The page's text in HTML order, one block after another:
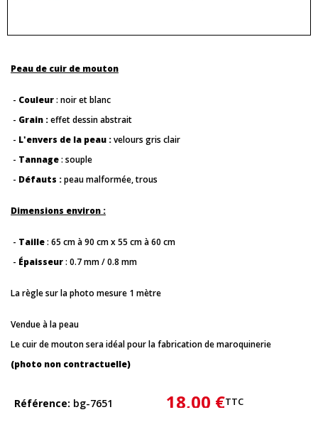
Peau de cuir de mouton
- Couleur: noir et blanc
- Grain :effet dessin abstrait
- L'envers de la peau :velours gris clair
- Tannage: souple
- Défauts :peau malformée, trous
Dimensions environ :
- Taille: 65 cm à 90 cm x 55 cm à 60 cm
- Épaisseur: 0.7 mm / 0.8 mm
La règle sur la photo mesure 1 mètre
Vendue à la peau
Le cuir de mouton sera idéal pour la fabrication de maroquinerie
(photo non contractuelle)
Référence bg-7651 18,00 €TTC